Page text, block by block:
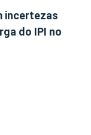
incertezas
do IPI no